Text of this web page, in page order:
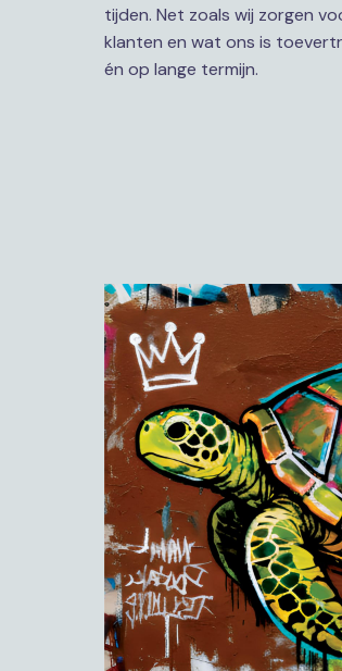
tijden. Net zoals wij zorgen
klanten en wat ons is